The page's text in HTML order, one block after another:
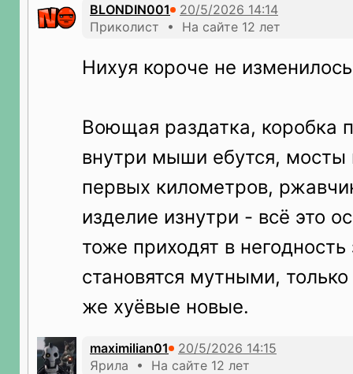
BLONDIN001
Приколист • На сайте 12 лет
Нихуя короче не
Воющая раздатка, коробка
внутри мыши ебутся, мосты
первых километров,
изделие изнутри - всё это
тоже приходят в негодность
становятся мутными,
же хуёвые новые.
maximilian01
Ярила • На сайте 12 лет